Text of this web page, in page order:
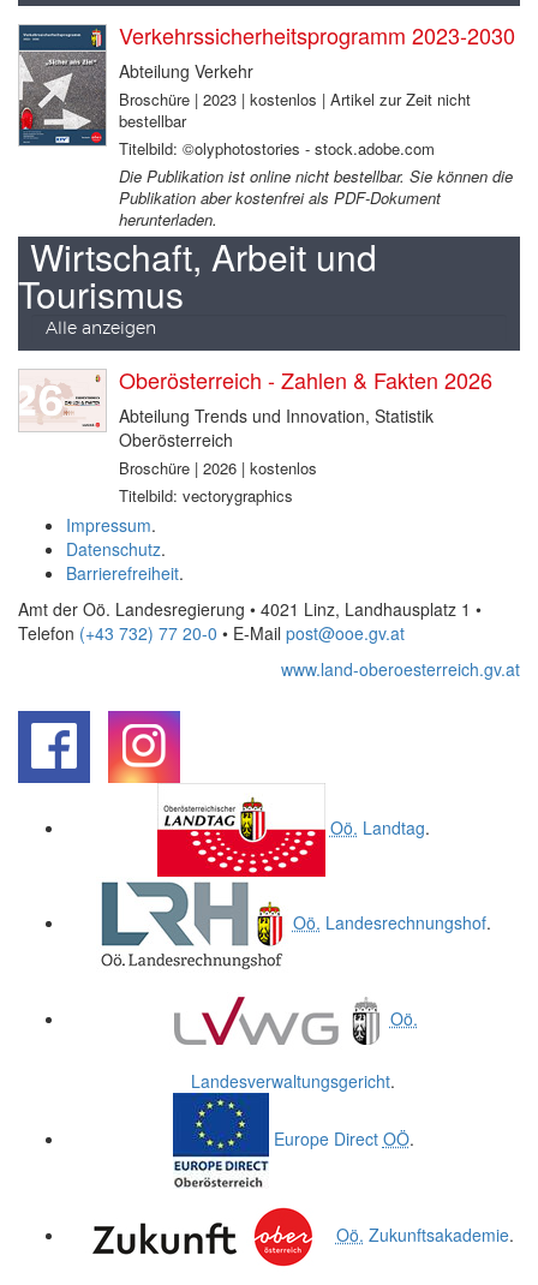
Verkehrssicherheitsprogramm 2023-2030
Abteilung Verkehr
Broschüre | 2023 | kostenlos | Artikel zur Zeit nicht
bestellbar
Titelbild: ©olyphotostories - stock.adobe.com
Die Publikation ist online nicht bestellbar. Sie können die
Publikation aber kostenfrei als PDF-Dokument
herunterladen.
Wirtschaft, Arbeit und
Tourismus
Alle anzeigen
Oberösterreich - Zahlen & Fakten 2026
Abteilung Trends und Innovation, Statistik
Oberösterreich
Broschüre | 2026 | kostenlos
Titelbild: vectorygraphics
Impressum.
Datenschutz.
Barrierefreiheit.
Amt der Oö. Landesregierung • 4021 Linz, Landhausplatz 1 •
Telefon (+43 732) 77 20-0 • E-Mail post@ooe.gv.at
www.land-oberoesterreich.gv.at
Oö. Landtag.
Oö. Landesrechnungshof.
Oö.
Landesverwaltungsgericht.
Europe Direct OÖ.
Oö. Zukunftsakademie.